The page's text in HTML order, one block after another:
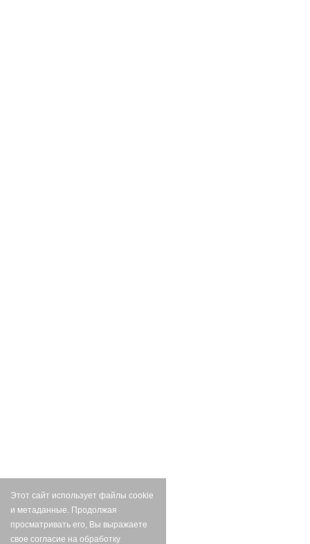
Этот сайт использует файлы cookie
и метаданные. Продолжая
просматривать его, Вы выражаете
свое согласие на обработку